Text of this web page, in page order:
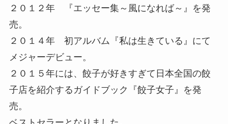
２０１２年 『エッセー集～風になれば～』を発
売。
２０１４年 初アルバム『私は生きている』にて
メジャーデビュー。
２０１５年には、餃子が好きすぎて日本全国の餃
子店を紹介するガイドブック『餃子女子』を発
売。